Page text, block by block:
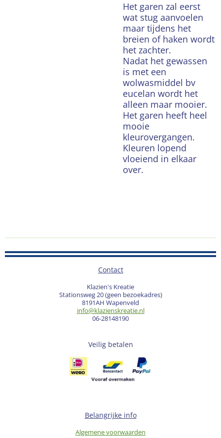
Het garen zal eerst
wat stug aanvoelen
maar tijdens het
breien of haken wordt
het zachter.
Nadat het gewassen
is met een
wolwasmiddel bv
eucelan wordt het
alleen maar mooier.
Het garen heeft heel
mooie
kleurovergangen.
Kleuren lopend
vloeiend in elkaar
over.
Contact
Klazien's Kreatie
Stationsweg 20 (geen bezoekadres)
8191AH Wapenveld
info@klazienskreatie.nl
06-28148190
Veilig betalen
Belangrijke info
Algemene voorwaarden